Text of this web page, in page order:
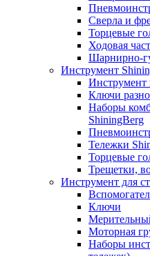
Сверла и
Торцевые
Ходовая
Шарнирно-
Инструмент
Инструмент
Ключи
Наборы
ShiningBerg
Тележки
Торцевые
Трещетки,
Инструмент для
Ключи
Моторная
Наборы